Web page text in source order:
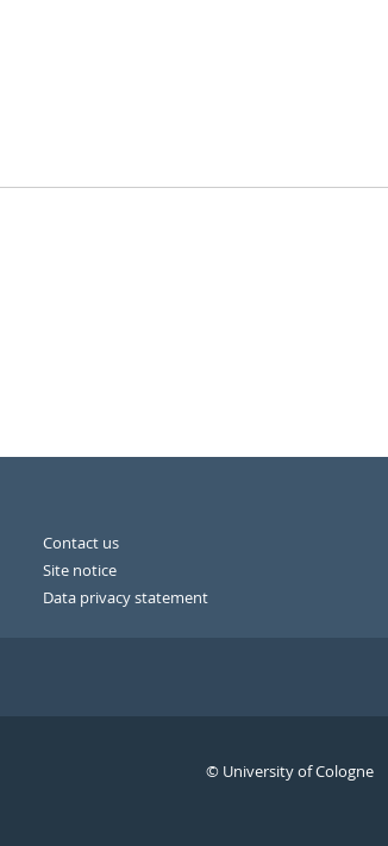
Contact us
Site notice
Data privacy statement
© University of Cologne